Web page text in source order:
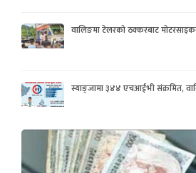
वालिङमा टेलरको ठक्करबाट
स्याङ्जामा ३४४ एचआईभी संक्रमित,